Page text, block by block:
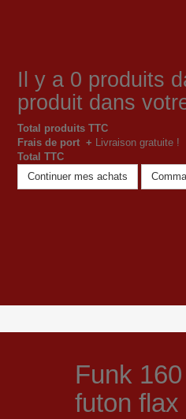
Il y a 0 produits
produit dans
Total produits TTC
Frais de port + Livraison gratuite !
Total TTC
Continuer mes achats
Funk
futon flax